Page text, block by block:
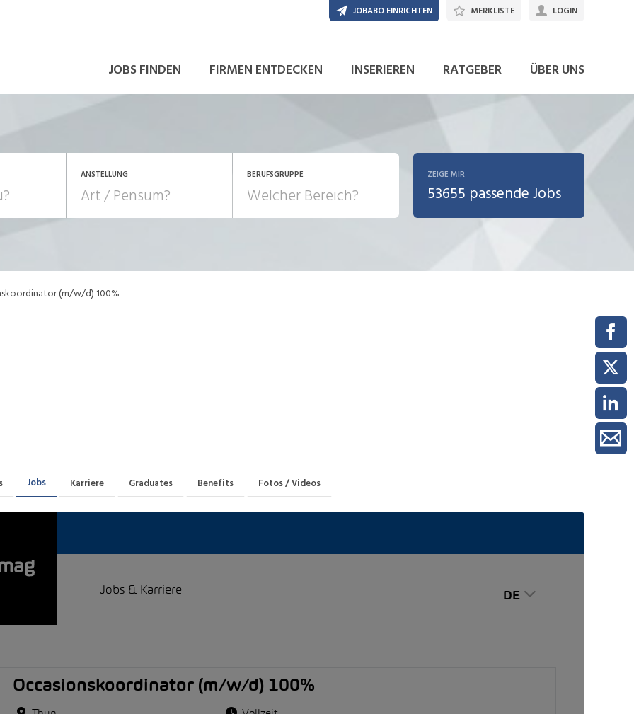
JOBS FINDEN FIRMEN ENTDECKEN INSERIEREN RATGEBER ÜBER UNS
JOBABO EINRICHTEN MERKLISTE LOGIN
ANSTELLUNG
Temporär (befristet)
BERUFSGRUPPE
Human Resources
(Fertigung)
Pflege
ZEIGE MIR
53655 passende Jobs
(m/w/d) 100%
JETZT BEWERBEN
Jobs Karriere Graduates Benefits Fotos / Videos